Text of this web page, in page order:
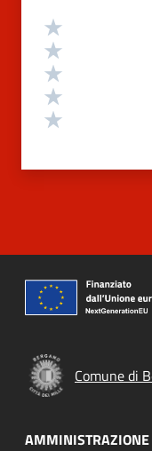
Valutazione
Comune di
AMMINISTRAZIONE